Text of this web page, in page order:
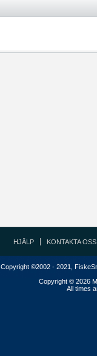
HJÄLP KONTAKTA OSS
Copyright ©2002 - 2021,
Copyright © 2026
All times